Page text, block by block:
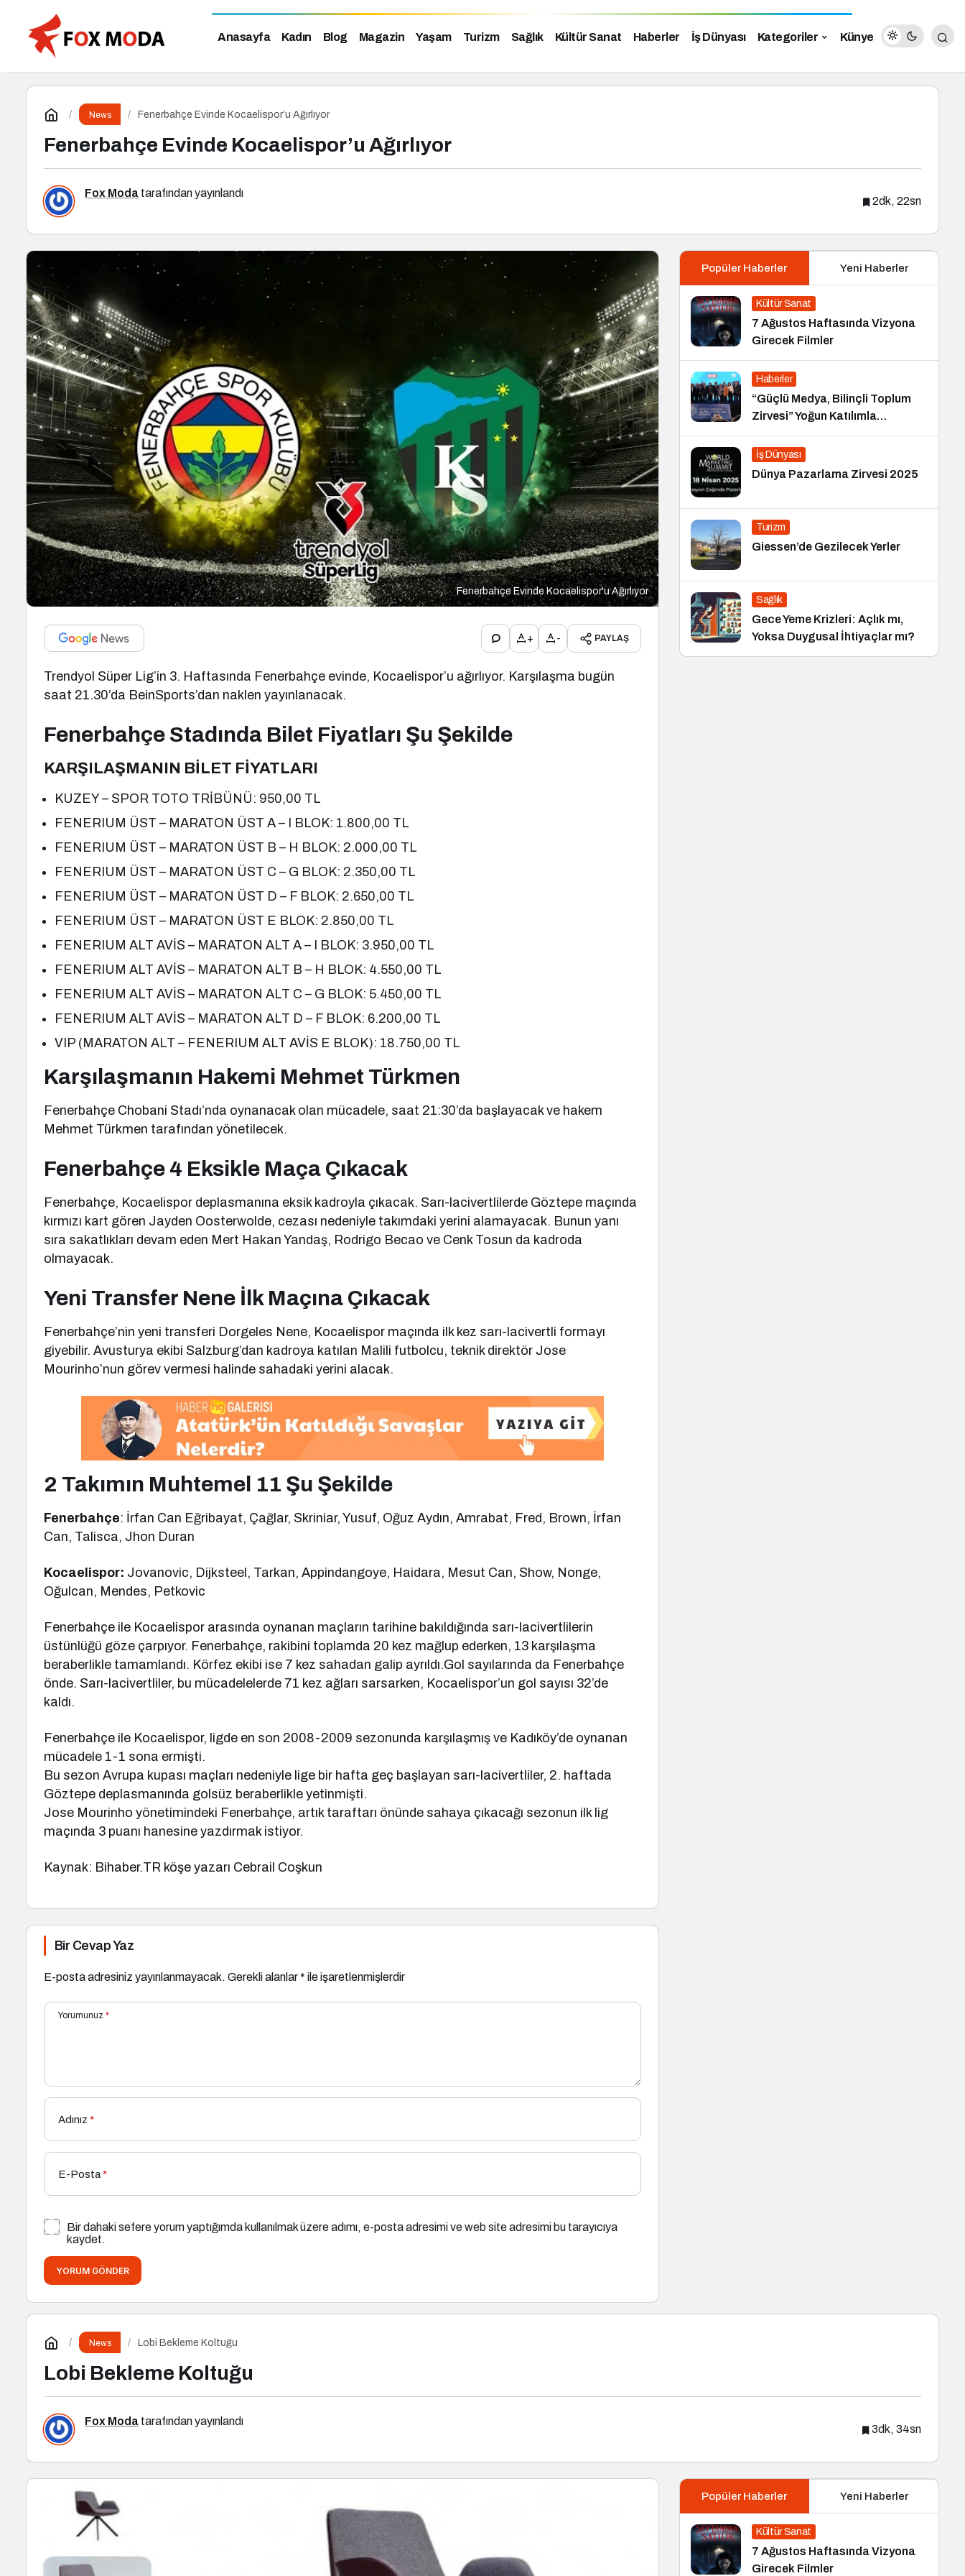
Anasayfa Kadın Blog Magazin Yaşam Turizm Sağlık Kültür Sanat Haberler İş Dünyası Kategoriler Künye
News Fenerbahçe Evinde Kocaelispor’u Ağırlıyor
Fenerbahçe Evinde Kocaelispor’u Ağırlıyor
Fox Moda tarafından yayınlandı
2dk, 22sn
Fenerbahçe Evinde Kocaelispor'u Ağırlıyor
+ - PAYLAŞ
Trendyol Süper Lig’in 3. Haftasında Fenerbahçe evinde, Kocaelispor’u ağırlıyor. Karşılaşma bugün
saat 21.30’da BeinSports’dan naklen yayınlanacak.
Fenerbahçe Stadında Bilet Fiyatları Şu Şekilde
KARŞILAŞMANIN BİLET FİYATLARI
KUZEY – SPOR TOTO TRİBÜNÜ: 950,00 TL
FENERIUM ÜST – MARATON ÜST A – I BLOK: 1.800,00 TL
FENERIUM ÜST – MARATON ÜST B – H BLOK: 2.000,00 TL
FENERIUM ÜST – MARATON ÜST C – G BLOK: 2.350,00 TL
FENERIUM ÜST – MARATON ÜST D – F BLOK: 2.650,00 TL
FENERIUM ÜST – MARATON ÜST E BLOK: 2.850,00 TL
FENERIUM ALT AVİS – MARATON ALT A – I BLOK: 3.950,00 TL
FENERIUM ALT AVİS – MARATON ALT B – H BLOK: 4.550,00 TL
FENERIUM ALT AVİS – MARATON ALT C – G BLOK: 5.450,00 TL
FENERIUM ALT AVİS – MARATON ALT D – F BLOK: 6.200,00 TL
VIP (MARATON ALT – FENERIUM ALT AVİS E BLOK): 18.750,00 TL
Karşılaşmanın Hakemi Mehmet Türkmen
Fenerbahçe Chobani Stadı’nda oynanacak olan mücadele, saat 21:30’da başlayacak ve hakem
Mehmet Türkmen tarafından yönetilecek.
Fenerbahçe 4 Eksikle Maça Çıkacak
Fenerbahçe, Kocaelispor deplasmanına eksik kadroyla çıkacak. Sarı-lacivertlilerde Göztepe maçında
kırmızı kart gören Jayden Oosterwolde, cezası nedeniyle takımdaki yerini alamayacak. Bunun yanı
sıra sakatlıkları devam eden Mert Hakan Yandaş, Rodrigo Becao ve Cenk Tosun da kadroda
olmayacak.
Yeni Transfer Nene İlk Maçına Çıkacak
Fenerbahçe’nin yeni transferi Dorgeles Nene, Kocaelispor maçında ilk kez sarı-lacivertli formayı
giyebilir. Avusturya ekibi Salzburg’dan kadroya katılan Malili futbolcu, teknik direktör Jose
Mourinho’nun görev vermesi halinde sahadaki yerini alacak.
2 Takımın Muhtemel 11 Şu Şekilde
Fenerbahçe: İrfan Can Eğribayat, Çağlar, Skriniar, Yusuf, Oğuz Aydın, Amrabat, Fred, Brown, İrfan
Can, Talisca, Jhon Duran
Kocaelispor: Jovanovic, Dijksteel, Tarkan, Appindangoye, Haidara, Mesut Can, Show, Nonge,
Oğulcan, Mendes, Petkovic
Fenerbahçe ile Kocaelispor arasında oynanan maçların tarihine bakıldığında sarı-lacivertlilerin
üstünlüğü göze çarpıyor. Fenerbahçe, rakibini toplamda 20 kez mağlup ederken, 13 karşılaşma
beraberlikle tamamlandı. Körfez ekibi ise 7 kez sahadan galip ayrıldı.Gol sayılarında da Fenerbahçe
önde. Sarı-lacivertliler, bu mücadelelerde 71 kez ağları sarsarken, Kocaelispor’un gol sayısı 32’de
kaldı.
Fenerbahçe ile Kocaelispor, ligde en son 2008-2009 sezonunda karşılaşmış ve Kadıköy’de oynanan
mücadele 1-1 sona ermişti.
Bu sezon Avrupa kupası maçları nedeniyle lige bir hafta geç başlayan sarı-lacivertliler, 2. haftada
Göztepe deplasmanında golsüz beraberlikle yetinmişti.
Jose Mourinho yönetimindeki Fenerbahçe, artık taraftarı önünde sahaya çıkacağı sezonun ilk lig
maçında 3 puanı hanesine yazdırmak istiyor.
Kaynak: Bihaber.TR köşe yazarı Cebrail Coşkun
Bir Cevap Yaz
E-posta adresiniz yayınlanmayacak. Gerekli alanlar* ile işaretlenmişlerdir
Yorumunuz *
Adınız *
E-Posta*
Bir dahaki sefere yorum yaptığımda kullanılmak üzere adımı, e-posta adresimi ve web site adresimi bu tarayıcıya
kaydet.
YORUM GÖNDER
Popüler Haberler Yeni Haberler
Kültür Sanat
7 Ağustos Haftasında Vizyona
Girecek Filmler
Haberler
“Güçlü Medya, Bilinçli Toplum
Zirvesi” Yoğun Katılımla
Gerçekleşti
İş Dünyası
Dünya Pazarlama Zirvesi 2025
Turizm
Giessen’de Gezilecek Yerler
Sağlık
Gece Yeme Krizleri: Açlık mı,
Yoksa Duygusal İhtiyaçlar mı?
News Lobi Bekleme Koltuğu
Lobi Bekleme Koltuğu
Fox Moda tarafından yayınlandı
3dk, 34sn
Popüler Haberler Yeni Haberler
Kültür Sanat
7 Ağustos Haftasında Vizyona
Girecek Filmler